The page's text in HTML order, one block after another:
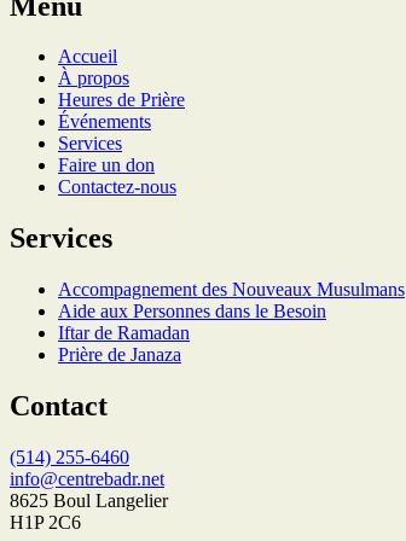
Accueil
À propos
Heures de Prière
Événements
Services
Faire un don
Contactez-nous
Services
Accompagnement des Nouveaux Musulmans
Aide aux Personnes dans le Besoin
Iftar de Ramadan
Prière de Janaza
Contact
(514) 255-6460
info@centrebadr.net
8625 Boul Langelier
H1P 2C6